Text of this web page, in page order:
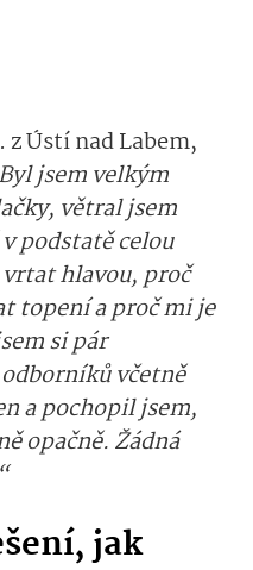
z Ústí nad Labem,
Byl jsem velkým
větral jsem
podstatě celou
hlavou, proč
topení a proč mi je
si pár
včetně
a pochopil jsem,
opačně. Žádná
jak